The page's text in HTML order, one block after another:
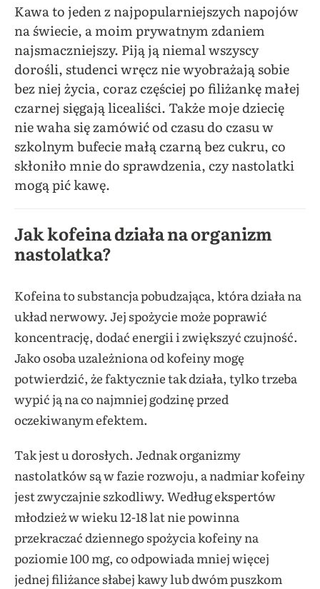
Kawa to jeden z najpopularniejszych napojów
na świecie, a moim prywatnym zdaniem
najsmaczniejszy. Piją ją niemal wszyscy
dorośli, studenci wręcz nie wyobrażają sobie
bez niej życia, coraz częściej po filiżankę małej
czarnej sięgają licealiści. Także moje dziecię
nie waha się zamówić od czasu do czasu w
szkolnym bufecie małą czarną bez cukru, co
skłoniło mnie do sprawdzenia, czy nastolatki
mogą pić kawę.
Jak kofeina działa na organizm
nastolatka?
Kofeina to substancja pobudzająca, która działa na
układ nerwowy. Jej spożycie może poprawić
koncentrację, dodać energii i zwiększyć czujność.
Jako osoba uzależniona od kofeiny mogę
potwierdzić, że faktycznie tak działa, tylko trzeba
wypić ją na co najmniej godzinę przed
oczekiwanym efektem.
Tak jest u dorosłych. Jednak organizmy
nastolatków są w fazie rozwoju, a nadmiar kofeiny
jest zwyczajnie szkodliwy. Według ekspertów
młodzież w wieku 12-18 lat nie powinna
przekraczać dziennego spożycia kofeiny na
poziomie 100 mg, co odpowiada mniej więcej
jednej filiżance słabej kawy lub dwóm puszkom